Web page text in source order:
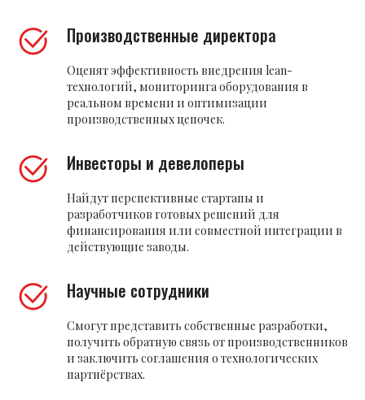
Производственные директора
Оценят эффективность внедрения lean-
технологий, мониторинга оборудования в
реальном времени и оптимизации
производственных цепочек.
Инвесторы и девелоперы
Найдут перспективные стартапы и
разработчиков готовых решений для
финансирования или совместной интеграции в
действующие заводы.
Научные сотрудники
Смогут представить собственные разработки,
получить обратную связь от производственников
и заключить соглашения о технологических
партнёрствах.